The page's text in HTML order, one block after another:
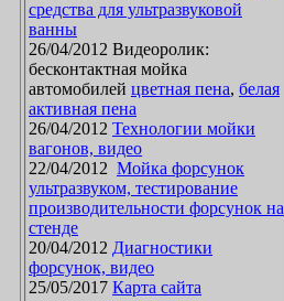
средства для ультразвуковой
ванны
26/04/2012 Видеоролик:
бесконтактная мойка
автомобилей цветная пена, белая
активная пена
26/04/2012 Технологии мойки
вагонов, видео
22/04/2012 Мойка форсунок
ультразвуком, тестирование
производительности форсунок на
стенде
20/04/2012 Диагностики
форсунок, видео
25/05/2017 Карта сайта